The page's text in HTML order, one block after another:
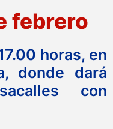
febrero
horas, en
donde dará
con